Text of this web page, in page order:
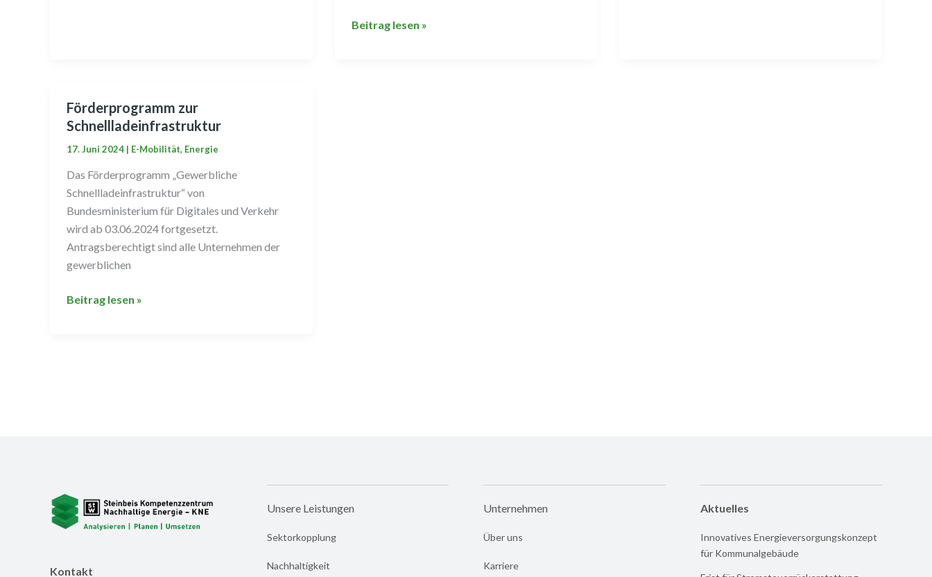
Beitrag lesen »
Förderprogramm zur
Schnellladeinfrastruktur
17. Juni 2024 | E-Mobilität, Energie
Das Förderprogramm „Gewerbliche
Schnellladeinfrastruktur“ von
Bundesministerium für Digitales und Verkehr
wird ab 03.06.2024 fortgesetzt.
Antragsberechtigt sind alle Unternehmen der
gewerblichen
Förderprogramm
zur
Schnellladeinfrastruktur
Beitrag lesen »
Kontakt
Unsere Leistungen
Sektorkopplung
Nachhaltigkeit
Unternehmen
Über uns
Karriere
Aktuelles
Innovatives Energieversorgungskonzept
für Kommunalgebäude